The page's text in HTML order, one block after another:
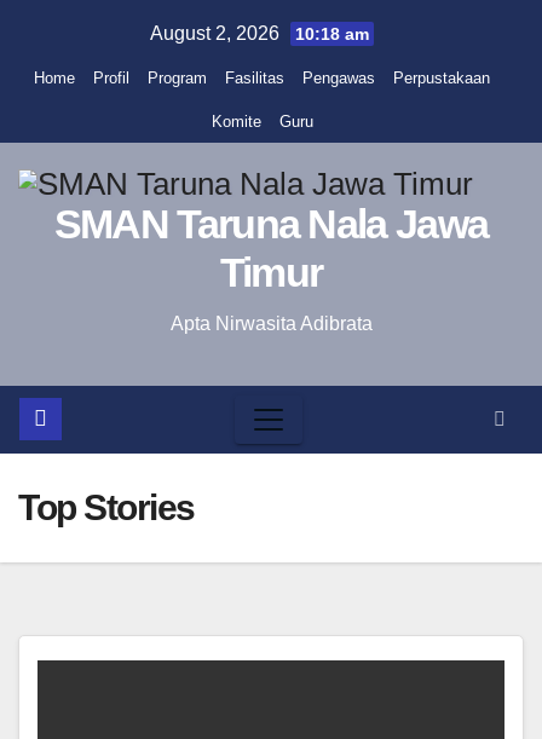
content
August 2, 2026 10:18 am
Home Profil Program Fasilitas Pengawas Perpustakaan
Komite Guru
SMAN Taruna Nala Jawa
Timur
Apta Nirwasita Adibrata
Top Stories